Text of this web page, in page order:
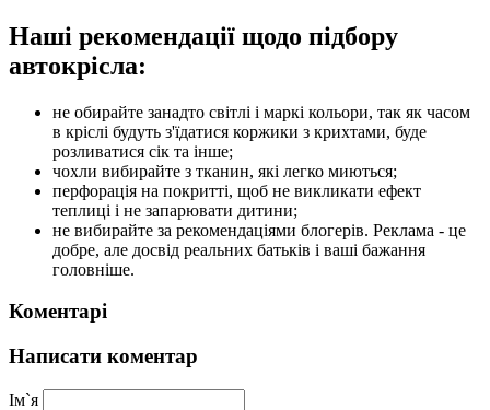
Наші рекомендації щодо підбору
автокрісла:
не обирайте занадто світлі і маркі кольори, так як часом
в кріслі будуть з'їдатися коржики з крихтами, буде
розливатися сік та інше;
чохли вибирайте з тканин, які легко миються;
перфорація на покритті, щоб не викликати ефект
теплиці і не запарювати дитини;
не вибирайте за рекомендаціями блогерів. Реклама - це
добре, але досвід реальних батьків і ваші бажання
головніше.
Коментарi
Написати коментар
Iм`я